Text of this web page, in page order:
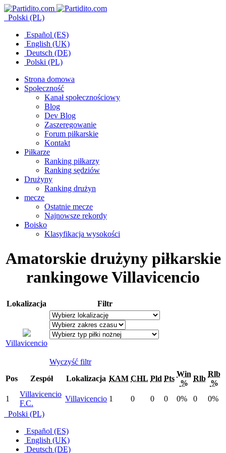
Polski (PL)
Español (ES)
English (UK)
Deutsch (DE)
Polski (PL)
Strona domowa
Społeczność
Kanał społecznościowy
Blog
Dev Blog
Zaszeregowanie
Forum piłkarskie
Kontakt
Piłkarze
Ranking piłkarzy
Ranking sędziów
Drużyny
Ranking drużyn
mecze
Ostatnie mecze
Najnowsze rekordy
Boisko
Klasyfikacja wysokości
Amatorskie drużyny piłkarskie
rankingowe Villavicencio
Lokalizacja Filtr
Villavicencio
Wyczyść filtr
Pos
Zespół Lokalizacja KAM CHL Pld Pts
Win
%
Rlb
Rlb
%
1
Villavicencio
F.C.
Villavicencio 1 0 0 0 0% 0
0%
Polski (PL)
Español (ES)
English (UK)
Deutsch (DE)